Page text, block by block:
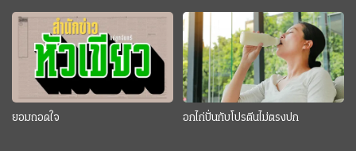
ยอมถอดใจ อกไก่ปั่นกับโปรตีนไม่ตรงปก